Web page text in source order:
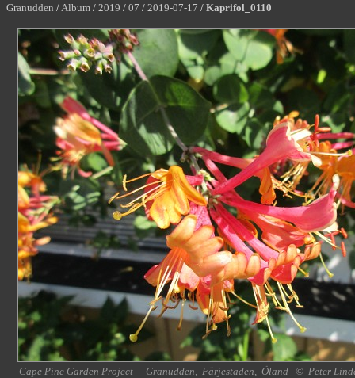
Granudden /Album / 2019 / 07 / 2019-07-17 / Kaprifol_0110
Cape Pine Garden Project - Granudden, Färjestaden, Öland © Peter